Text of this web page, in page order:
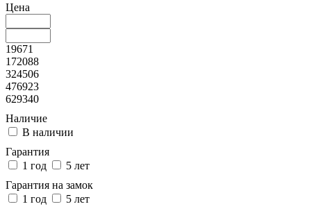
Цена
19671
172088
324506
476923
629340
Наличие
В наличии
Гарантия
1 год
5 лет
Гарантия на замок
1 год
5 лет